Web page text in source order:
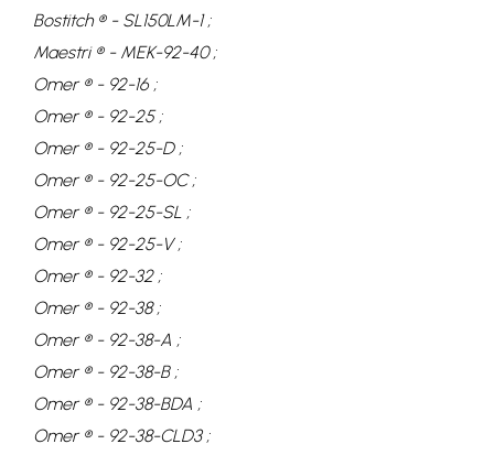
Bostitch ® - SL150LM-1 ;
Maestri ® - MEK-92-40 ;
Omer ® - 92-16 ;
Omer ® - 92-25 ;
Omer ® - 92-25-D ;
Omer ® - 92-25-OC ;
Omer ® - 92-25-SL ;
Omer ® - 92-25-V ;
Omer ® - 92-32 ;
Omer ® - 92-38 ;
Omer ® - 92-38-A ;
Omer ® - 92-38-B ;
Omer ® - 92-38-BDA ;
Omer ® - 92-38-CLD3 ;